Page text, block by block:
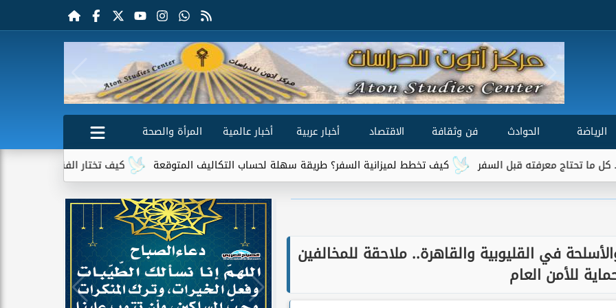
الرياضة الحوادث فن وثقافة الاقتصاد أخبار عربية أخبار عالمية
المرأة والصحة
كيف تختار الفندق المناسب قبل الحجز؟ 10 نقاط يجب الانتباه إليها
كيف تخطط لميزانية السفر؟ طريقة سهلة لحساب التكاليف المتوقعة معرفته قبل السفر
في القليوبية والقاهرة.. ملاحقة للمخالفين
للأمن العام